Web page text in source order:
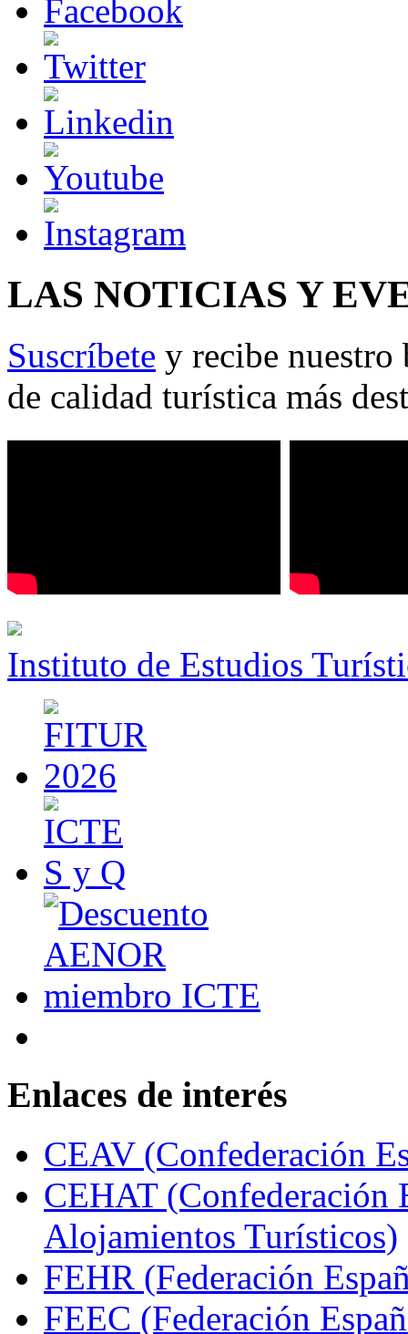
LAS NOTICIAS Y
Suscríbete y recibe nuestro
de calidad turística más
Instituto de Estudios
Enlaces de interés
CEAV (Confederación
CEHAT (Confederación
Alojamientos Turísticos)
FEHR (Federación
FEEC (Federación